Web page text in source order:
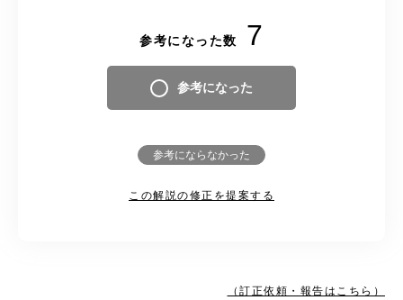
参考になった数 7
参考になった
参考にならなかった
この解説の修正を提案する
（訂正依頼・報告はこちら）